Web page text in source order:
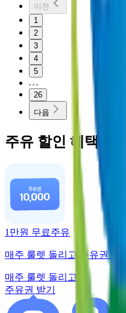
이전
1
2
3
4
5
26
다음
주유 할인 혜택
1만원 무료주유
매주 룰렛 돌리고 주유권 받기
매주 룰렛 돌리고
주유권 받기